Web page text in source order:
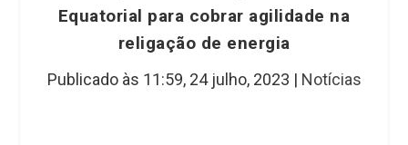
Equatorial para cobrar agilidade na
religação de energia
Publicado às 11:59, 24 julho, 2023 | Notícias